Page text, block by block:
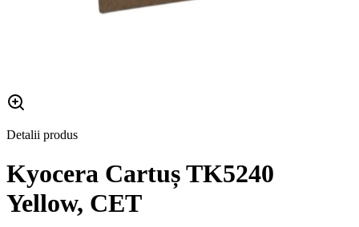
Detalii produs
Kyocera Cartuș TK5240
Yellow, CET